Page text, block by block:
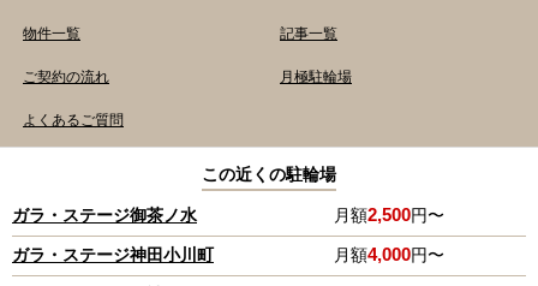
この近くの駐輪場
ガラ・ステージ御茶ノ水 月額2,500円〜
ガラ・ステージ神田小川町 月額4,000円〜
3896 最寄駅 東京メトロ丸ノ内線新宿三丁目駅
から徒歩6分 JR新宿駅から徒歩8分 西新宿自転
3,000円（区内、区外在住を問わず） 定期利用
細は各駐輪場または管理会社にお問い合わせく
用方法 利用登録申請書の提出 利用申請書（申請
窓口で配布。新宿区 ホームページからも取り出
せます）を各申請窓口、交通対策課自転車対策
係（本庁舎7階）・特別出張所に直接お持ちくだ
物件一覧
ご契約の流れ
よくあるご質問
記事一覧
月極駐輪場
copyright© 2020 Parking Market.,ltd. All Rights Reserved.
TOP